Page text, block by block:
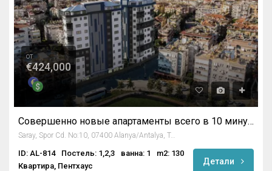
от
€424,000
Совершенно новые апартаменты всего в 10 минутах ходьбы от знаменитого пляжа Клеопатры
Saray, Spor Cd. No:10, 07400 Alanya/Antalya, Turkey
ID: AL-814 Постель: 1,2,3 ванна: 1
m2: 130
Квартира, Пентхаус
Детали